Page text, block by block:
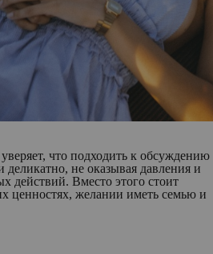
что подходить к обсуждению
не оказывая давления и
действий. Вместо этого стоит
ценностях, желании иметь семью и